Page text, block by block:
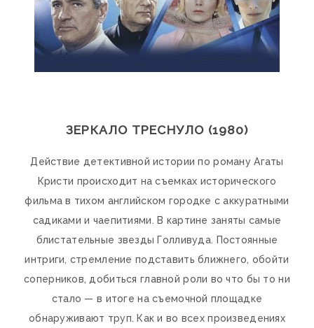
ЗЕРКАЛО ТРЕСНУЛО (1980)
Действие детективной истории по роману Агаты
Кристи происходит на съемках исторического
фильма в тихом английском городке с аккуратными
садиками и чаепитиями. В картине заняты самые
блистательные звезды Голливуда. Постоянные
интриги, стремление подставить ближнего, обойти
соперников, добиться главной роли во что бы то ни
стало — в итоге на съемочной площадке
обнаруживают труп. Как и во всех произведениях